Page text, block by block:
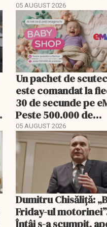
majore
05 AUGUST 2026
Un pachet de
este comandat la
30 de secunde pe
Peste 500.000 de
comenzi pentru
bebeluși au fost cu
livrare a doua
05 AUGUST 2026
Dumitru Chisăliță:
Friday-ul
Întâi s-a scumpit,